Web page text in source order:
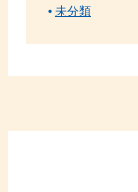
未分類